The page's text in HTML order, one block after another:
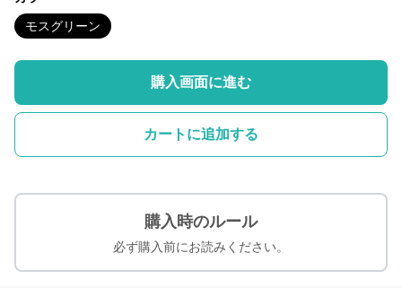
モスグリーン
購入画面に進む
カートに追加する
購入時のルール
必ず購入前にお読みください。